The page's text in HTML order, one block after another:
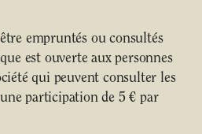
empruntés ou consultés
est ouverte aux personnes
qui peuvent consulter les
participation de 5 € par